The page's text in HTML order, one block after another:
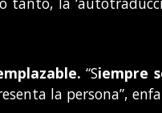
“Siempre
la persona”,